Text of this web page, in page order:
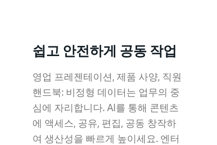
쉽고 안전하게 공동 작업
영업 프레젠테이션, 제품 사양, 직원
핸드북: 비정형 데이터는 업무의 중
심에 자리합니다. AI를 통해 콘텐츠
에 액세스, 공유, 편집, 공동 창작하
여 생산성을 빠르게 높이세요. 엔터